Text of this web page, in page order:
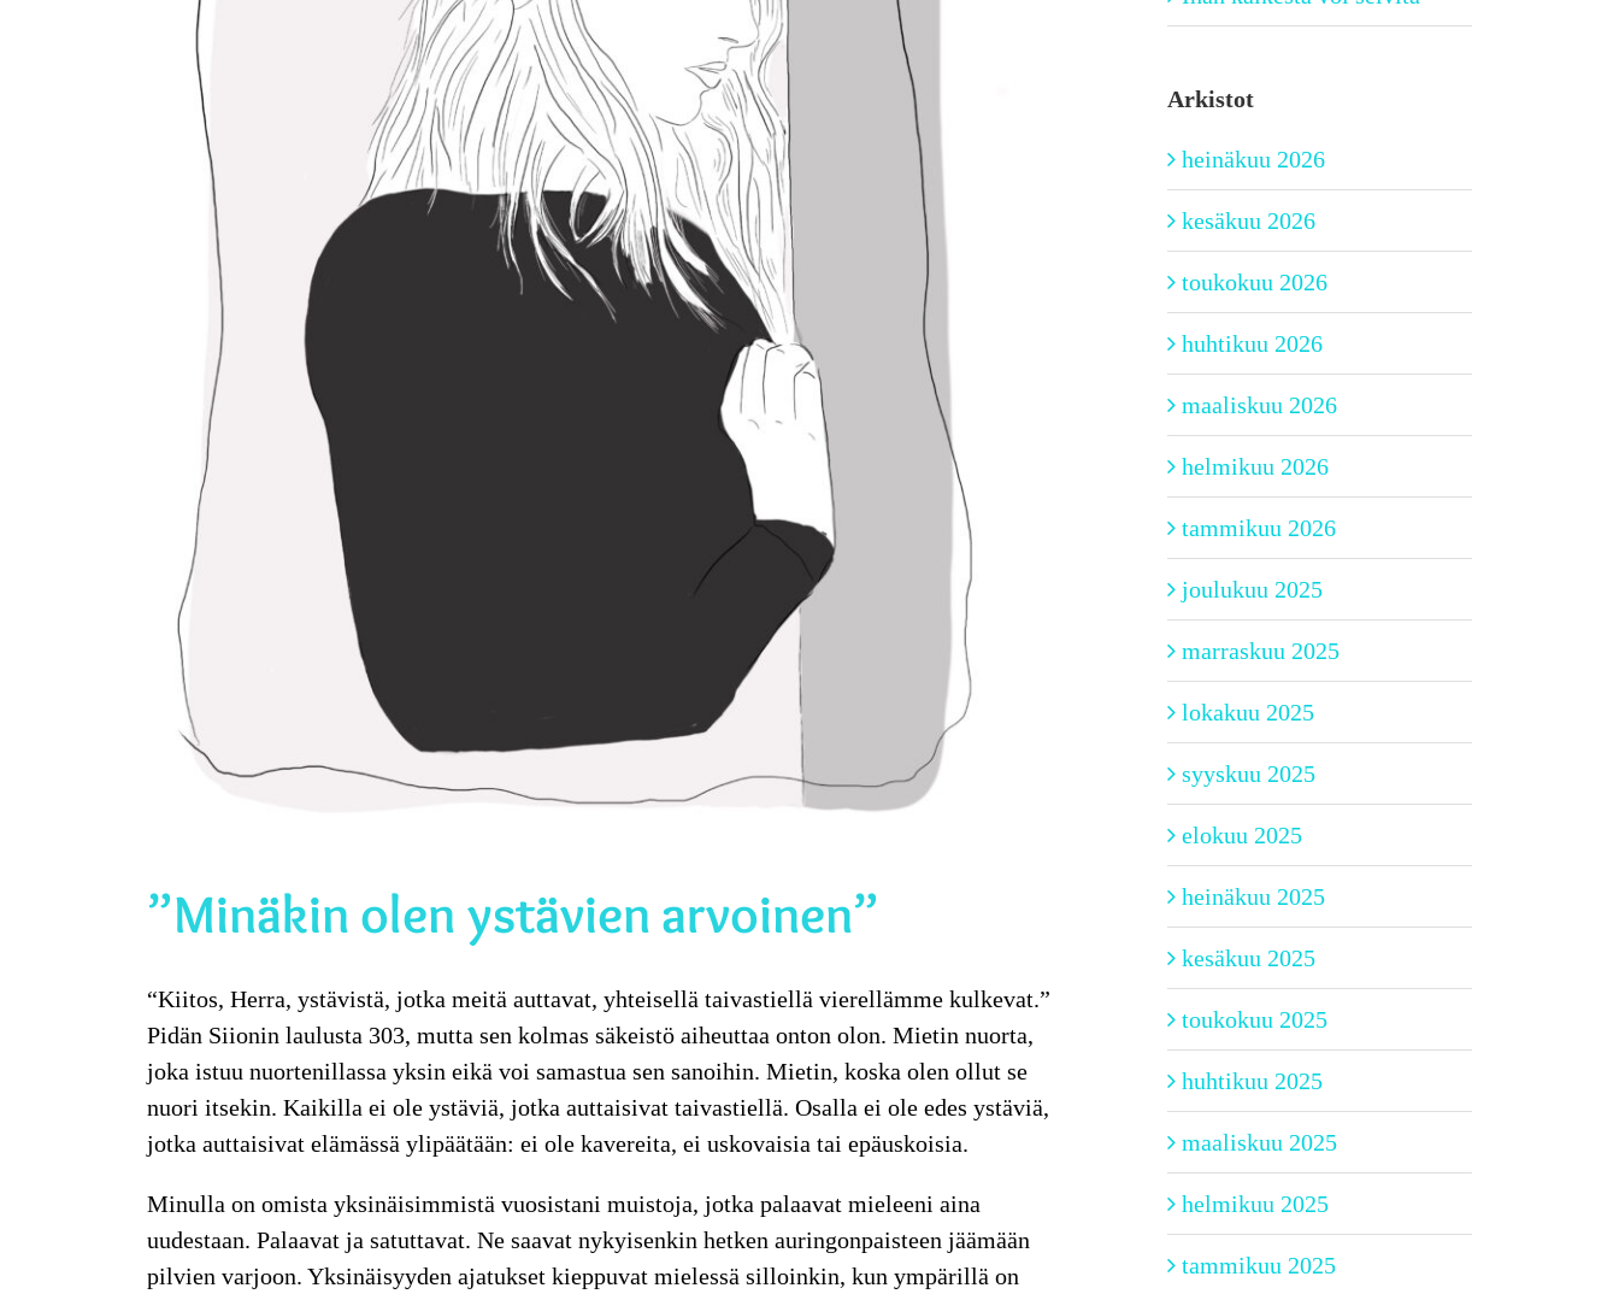
”Minäkin olen ystävien arvoinen”
“Kiitos, Herra, ystävistä, jotka meitä auttavat, yhteisellä taivastiellä vierellämme kulkevat.”
Pidän Siionin laulusta 303, mutta sen kolmas säkeistö aiheuttaa onton olon. Mietin nuorta,
joka istuu nuortenillassa yksin eikä voi samastua sen sanoihin. Mietin, koska olen ollut se
nuori itsekin. Kaikilla ei ole ystäviä, jotka auttaisivat taivastiellä. Osalla ei ole edes ystäviä,
jotka auttaisivat elämässä ylipäätään: ei ole kavereita, ei uskovaisia tai epäuskoisia.
Minulla on omista yksinäisimmistä vuosistani muistoja, jotka palaavat mieleeni aina
uudestaan. Palaavat ja satuttavat. Ne saavat nykyisenkin hetken auringonpaisteen jäämään
pilvien varjoon. Yksinäisyyden ajatukset kieppuvat mielessä silloinkin, kun ympärillä on
Arkistot
heinäkuu 2026
kesäkuu 2026
toukokuu 2026
huhtikuu 2026
maaliskuu 2026
helmikuu 2026
tammikuu 2026
joulukuu 2025
marraskuu 2025
lokakuu 2025
syyskuu 2025
elokuu 2025
heinäkuu 2025
kesäkuu 2025
toukokuu 2025
huhtikuu 2025
maaliskuu 2025
helmikuu 2025
tammikuu 2025